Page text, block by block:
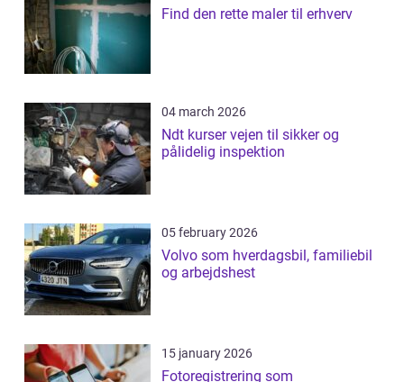
Find den rette maler til erhverv
04 march 2026
Ndt kurser vejen til sikker og
pålidelig inspektion
05 february 2026
Volvo som hverdagsbil, familiebil
og arbejdshest
15 january 2026
Fotoregistrering som